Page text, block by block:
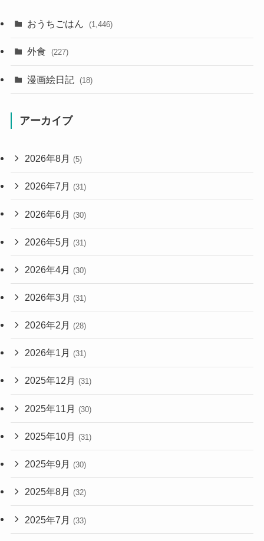
おうちごはん (1,446)
外食 (227)
漫画絵日記 (18)
アーカイブ
2026年8月 (5)
2026年7月 (31)
2026年6月 (30)
2026年5月 (31)
2026年4月 (30)
2026年3月 (31)
2026年2月 (28)
2026年1月 (31)
2025年12月 (31)
2025年11月 (30)
2025年10月 (31)
2025年9月 (30)
2025年8月 (32)
2025年7月 (33)